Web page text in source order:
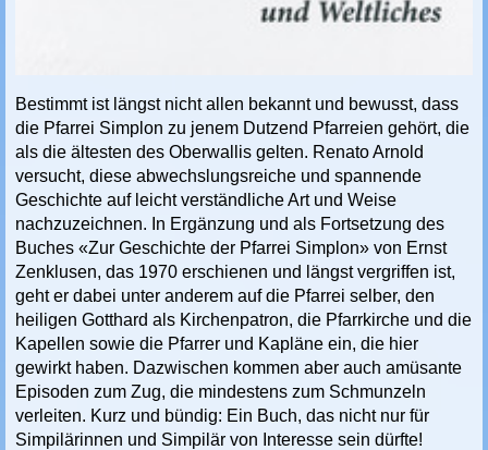
Bestimmt ist längst nicht allen bekannt und bewusst, dass
die Pfarrei Simplon zu jenem Dutzend Pfarreien gehört, die
als die ältesten des Oberwallis gelten. Renato Arnold
versucht, diese abwechslungsreiche und spannende
Geschichte auf leicht verständliche Art und Weise
nachzuzeichnen. In Ergänzung und als Fortsetzung des
Buches «Zur Geschichte der Pfarrei Simplon» von Ernst
Zenklusen, das 1970 erschienen und längst vergriffen ist,
geht er dabei unter anderem auf die Pfarrei selber, den
heiligen Gotthard als Kirchenpatron, die Pfarrkirche und die
Kapellen sowie die Pfarrer und Kapläne ein, die hier
gewirkt haben. Dazwischen kommen aber auch amüsante
Episoden zum Zug, die mindestens zum Schmunzeln
verleiten. Kurz und bündig: Ein Buch, das nicht nur für
Simpilärinnen und Simpilär von Interesse sein dürfte!